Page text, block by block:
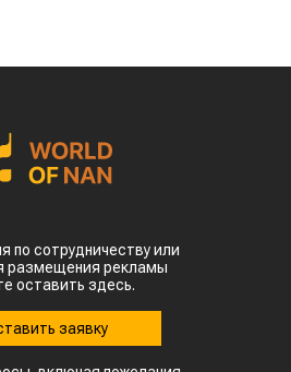
по сотрудничеству или
размещения рекламы
оставить здесь.
заявку